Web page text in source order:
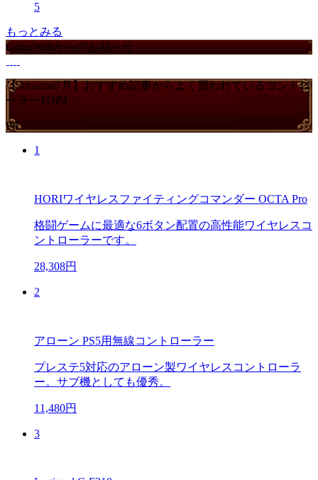
5
もっとみる
GameWithからのお知らせ
【Amazon7月】おすすめ記事からよく買われているコントロ
ーラーTOP4
PR
1
HORIワイヤレスファイティングコマンダー OCTA Pro
格闘ゲームに最適な6ボタン配置の高性能ワイヤレスコ
ントローラーです。
28,308円
2
アローン PS5用無線コントローラー
プレステ5対応のアローン製ワイヤレスコントローラ
ー。サブ機としても優秀。
11,480円
3